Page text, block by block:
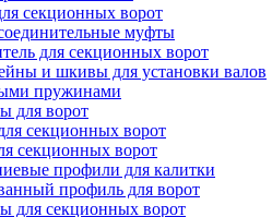
секционных ворот
муфты
для секционных ворот
и шкивы для установки валов
пружинами
для ворот
секционных ворот
секционных ворот
профили для калитки
профиль для ворот
для секционных ворот